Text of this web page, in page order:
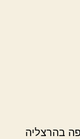
בהרצליה